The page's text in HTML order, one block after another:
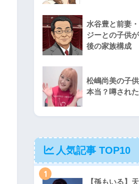
水谷豊と前妻
ジーとの子供
後の家族構成
松嶋尚美の子
本当？噂され
人気記事 TOP10
1
【孫もいる】